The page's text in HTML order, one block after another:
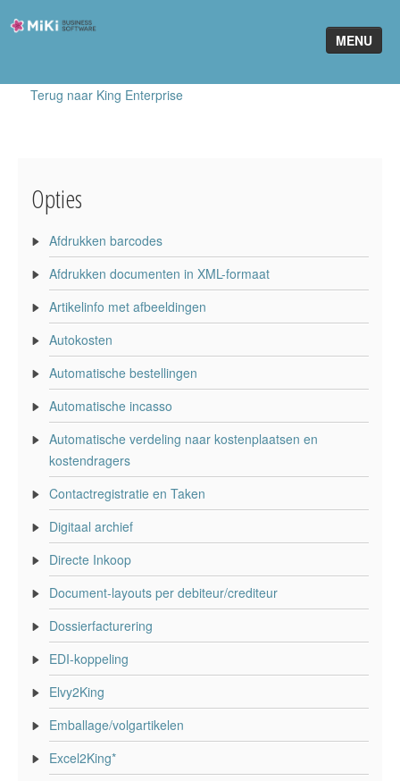
MENU
Software
Home
Telefonie
Partners
Klant worden
Terug naar King Enterprise
Opties
Afdrukken barcodes
Afdrukken documenten in XML-formaat
Artikelinfo met afbeeldingen
Autokosten
Automatische bestellingen
Automatische incasso
Automatische verdeling naar kostenplaatsen en
kostendragers
Contactregistratie en Taken
Digitaal archief
Directe Inkoop
Document-layouts per debiteur/crediteur
Dossierfacturering
EDI-koppeling
Elvy2King
Emballage/volgartikelen
Excel2King*